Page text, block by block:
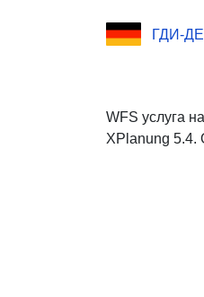
ГДИ-ДЕ
WFS услуга
XPlanung 5.4.